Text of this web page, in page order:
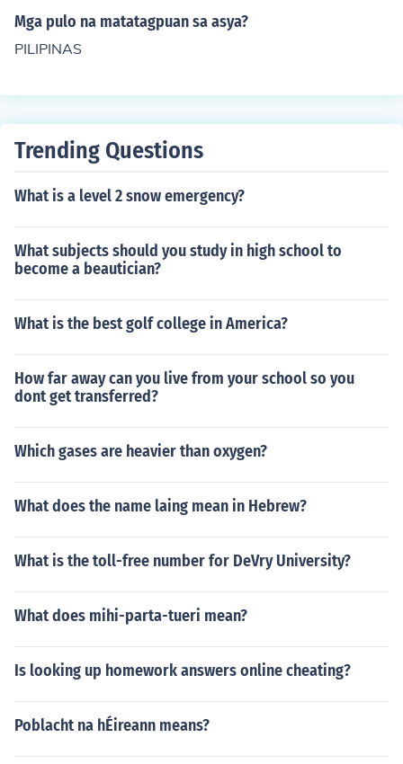
ng mga tao.
kasaysayan, ang mga pulo ay naging bahagi ng mga p
bansa. Ang mga pulo ay mayaman sa likas na yaman a
on, ang mga pulo ay nagsisilbing simbolo ng yaman ng
biodiversity at kasaysayan ng Pilipinas.
Mga pulo na matatagpuan sa asya?
PILIPINAS
Trending Questions
What is a level 2 snow emergency?
What subjects should you study in high school to
become a beautician?
What is the best golf college in America?
How far away can you live from your school so you
dont get transferred?
Which gases are heavier than oxygen?
What does the name laing mean in Hebrew?
What is the toll-free number for DeVry University?
What does mihi-parta-tueri mean?
Is looking up homework answers online cheating?
Poblacht na hÉireann means?